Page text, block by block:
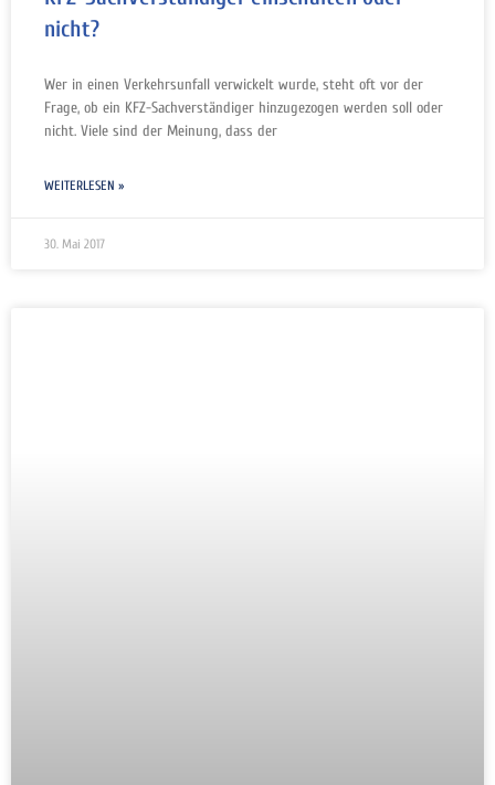
nicht?
Wer in einen Verkehrsunfall verwickelt wurde, steht oft vor der
Frage, ob ein KFZ-Sachverständiger hinzugezogen werden soll oder
nicht. Viele sind der Meinung, dass der
WEITERLESEN »
30. Mai 2017